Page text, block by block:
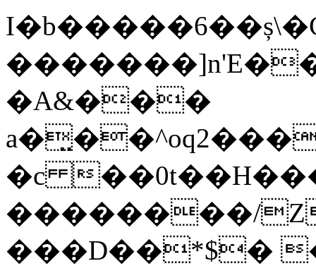
�A&���
�c
��������/
���D��*$�